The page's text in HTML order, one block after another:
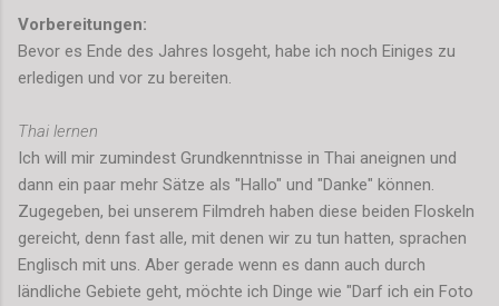
Vorbereitungen:
Bevor es Ende des Jahres losgeht, habe ich noch Einiges zu
erledigen und vor zu bereiten.
Thai lernen
Ich will mir zumindest Grundkenntnisse in Thai aneignen und
dann ein paar mehr Sätze als "Hallo" und "Danke" können.
Zugegeben, bei unserem Filmdreh haben diese beiden Floskeln
gereicht, denn fast alle, mit denen wir zu tun hatten, sprachen
Englisch mit uns. Aber gerade wenn es dann auch durch
ländliche Gebiete geht, möchte ich Dinge wie "Darf ich ein Foto